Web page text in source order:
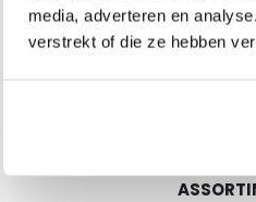
media, adverteren en
verstrekt of die ze hebben